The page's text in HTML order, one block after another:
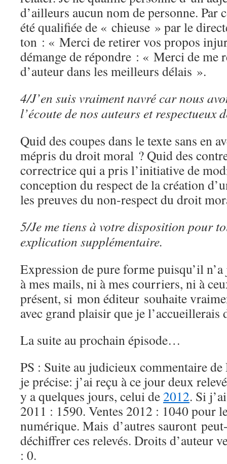
d’ailleurs aucun nom de personne. Par
été qualifiée de « chieuse » par le
ton : « Merci de retirer vos propos
démange de répondre : « Merci de me
d’auteur dans les meilleurs délais ».
4/J’en suis vraiment navré car nous
l’écoute de nos auteurs et respectueux
Quid des coupes dans le texte sans en
mépris du droit moral ? Quid des
correctrice qui a pris l’initiative de
conception du respect de la création
les preuves du non-respect du droit
5/Je me tiens à votre disposition pour
explication supplémentaire.
Expression de pure forme puisqu’il
à mes mails, ni à mes courriers, ni à
présent, si mon éditeur souhaite
avec grand plaisir que je l’accueillerais
La suite au prochain épisode…
PS : Suite au judicieux commentaire
je précise: j’ai reçu à ce jour deux
y a quelques jours, celui de2012. Si
2011 : 1590. Ventes 2012 : 1040 pour
numérique. Mais d’autres sauront
déchiffrer ces relevés. Droits d’auteur
: 0.